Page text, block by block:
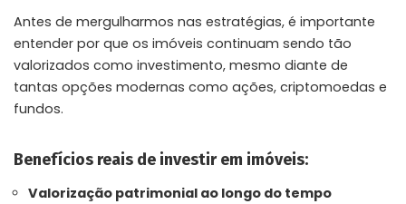
Antes de mergulharmos nas estratégias, é importante
entender por que os imóveis continuam sendo tão
valorizados como investimento, mesmo diante de
tantas opções modernas como ações, criptomoedas e
fundos.
Benefícios reais de investir em imóveis:
Valorização patrimonial ao longo do tempo